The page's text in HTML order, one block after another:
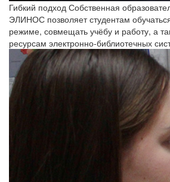
Гибкий подход Собственная
ЭЛИНОС позволяет студентам
режиме, совмещать учёбу и работу, а
ресурсам электронно-библиотечных